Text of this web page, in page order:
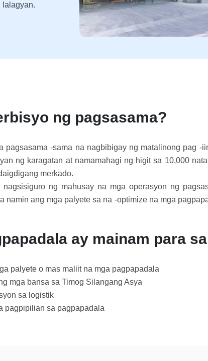
lalagyan.
ng pagsasama?
-sama na nagbibigay ng matalinong pag -
ng karagatan at namamahagi ng higit sa 10,000
merkado.
ng mahusay na mga operasyon ng
ang mga palyete sa na -optimize na mga
ay mainam para
palyete o mas maliit na mga pagpapadala
mga bansa sa Timog Silangang Asya
sa logistik
pagpipilian sa pagpapadala